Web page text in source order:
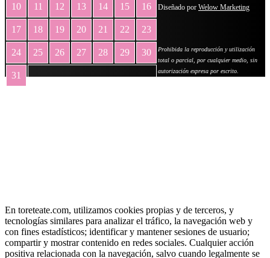
10 11 12 13 14 15 16
17 18 19 20 21 22 23
24 25 26 27 28 29 30
31
Diseñado por Welow Marketing
Prohibida la reproducción y utilización
total o parcial, por cualquier medio, sin
autorización expresa por escrito.
En toreteate.com, utilizamos cookies propias y de terceros, y
tecnologías similares para analizar el tráfico, la navegación web y
con fines estadísticos; identificar y mantener sesiones de usuario;
compartir y mostrar contenido en redes sociales. Cualquier acción
positiva relacionada con la navegación, salvo cuando legalmente se